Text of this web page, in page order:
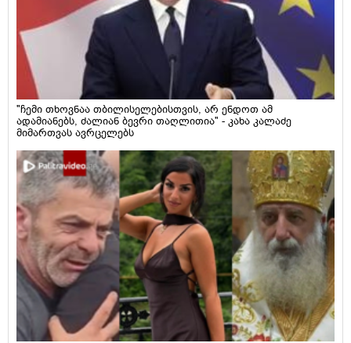
"ჩემი თხოვნაა თბილისელებისთვის, არ ენდოთ ამ
ადამიანებს, ძალიან ბევრი თაღლითია" - კახა კალაძე
მიმართვას ავრცელებს